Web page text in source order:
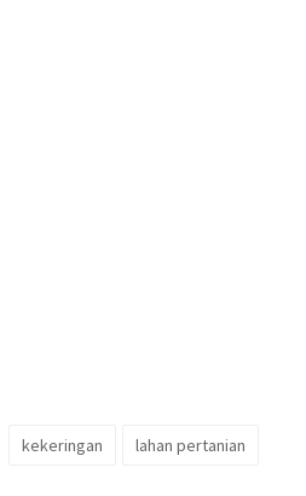
kekeringan lahan pertanian